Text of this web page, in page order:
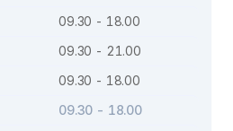
09.30 - 18.00
09.30 - 21.00
09.30 - 18.00
09.30 - 18.00